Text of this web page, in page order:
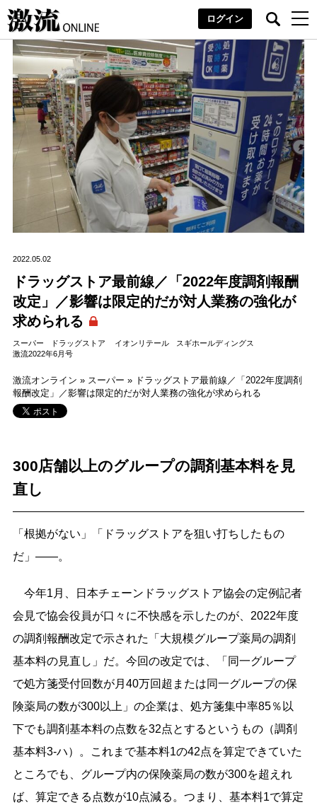
ログイン
2022.05.02
ドラッグストア最前線／「2022年度調剤報酬
改定」／影響は限定的だが対人業務の強化が
求められる
スーパー ドラッグストア イオンリテール
スギホールディングス
激流2022年6月号
激流オンライン » スーパー » ドラッグストア最前線／「2022年度調剤
報酬改定」／影響は限定的だが対人業務の強化が求められる
300店舗以上のグループの調剤基本料を見
直し
「根拠がない」「ドラッグストアを狙い打ちしたもの
だ」――。
今年1月、日本チェーンドラッグストア協会の定例記者
会見で協会役員が口々に不快感を示したのが、2022年度
の調剤報酬改定で示された「大規模グループ薬局の調剤
基本料の見直し」だ。今回の改定では、「同一グループ
で処方箋受付回数が月40万回超または同一グループの保
険薬局の数が300以上」の企業は、処方箋集中率85％以
下でも調剤基本料の点数を32点とするというもの（調剤
基本料3-ハ）。これまで基本料1の42点を算定できていた
ところでも、グループ内の保険薬局の数が300を超えれ
ば、算定できる点数が10点減る。つまり、基本料1で算定